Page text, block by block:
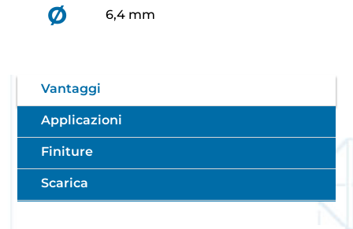
Ø 6,4 mm
Vantaggi
Applicazioni
Finiture
Scarica